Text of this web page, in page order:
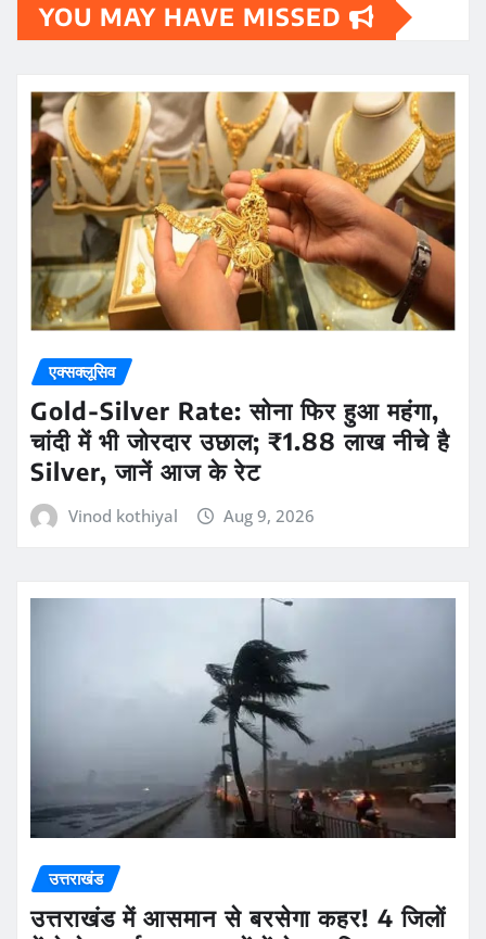
YOU MAY HAVE MISSED
एक्सक्लूसिव
Gold-Silver Rate: सोना फिर हुआ महंगा,
चांदी में भी जोरदार उछाल; ₹1.88 लाख नीचे है
Silver, जानें आज के रेट
Vinod kothiyal Aug 9, 2026
उत्तराखंड
उत्तराखंड में आसमान से बरसेगा कहर! 4 जिलों